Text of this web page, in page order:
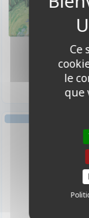
19,90 €
Disponible
Ce
le
que